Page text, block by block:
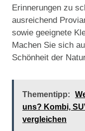
Erinnerungen zu
ausreichend
sowie geeignete
Machen Sie sich
Schönheit der
Thementipp:
uns? Kombi,
vergleichen